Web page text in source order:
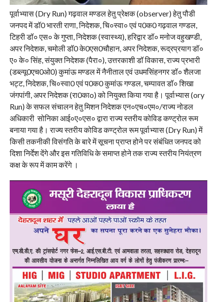
पूर्वाभ्यास (Dry Run) गढ़वाल मण्डल हेतु प्रेक्षक (observer) हेतु पौडी
जनपद में डॉ0 भारती राणा, निदेशक, चि०स्वा० एवं प0क0 गढ़वाल गण्डल,
टिहरी डॉ० एस० के गुप्ता, निदेशक (स्वास्थ्य), हरिद्वार डॉ० मनोज वहुखण्डी,
अपर निदेशक, चमोली डॉ0 के0एस0चौहान, अपर निदेशक, रूद्रप्रयाग डॉ०
ए० के० सिंह, संयुक्त निदेशक (पैरा०), उत्तरकाशी डॉ विकास, राज्य प्रभारी
(डब्ल्यू0एच0ओ0) कुमांऊ मण्डल में नैनीताल एवं उधमसिंहनगर डॉ० शैलजा
भट्ट, निदेशक, चि०स्वा0 एवं प0क0 कुमांऊ गण्डल, चम्पावत डॉ० शिखा
जंगपांगी, अपर निदेशक (रा0काo) को नियुक्त किया गया है। पूर्वाभ्यास (ory
Run) के सफल संचालन हेतु मिशन निदेशक एन०एच०एम०/राज्य नोडल
अधिकारी सोनिका आई०ए०एस० द्वारा राज्य स्तरीय कोविड कण्ट्रोल रूम
बनाया गया है। राज्य स्तरीय कोविड कण्ट्रोल रूम पूर्वाभ्यास (Dry Run) में
किसी तकनीकी विसंगति के बारे में सूचना प्राप्त होने पर संबंधित जनपद को
दिशा निर्देश देंगे और इस गतिविधि के समाप्त होने तक राज्य स्तरीय नियंत्रण
कक्ष के रूप में काम करेंगे ।